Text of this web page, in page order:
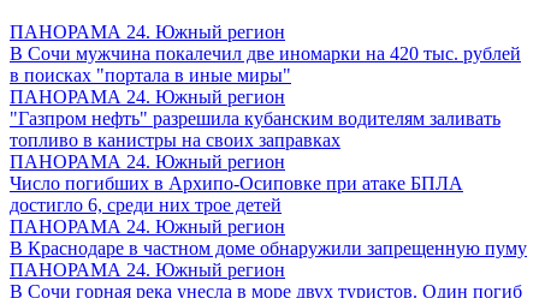
ПАНОРАМА 24. Южный регион
В Сочи мужчина покалечил две иномарки на 420 тыс. рублей
в поисках "портала в иные миры"
ПАНОРАМА 24. Южный регион
"Газпром нефть" разрешила кубанским водителям заливать
топливо в канистры на своих заправках
ПАНОРАМА 24. Южный регион
Число погибших в Архипо-Осиповке при атаке БПЛА
достигло 6, среди них трое детей
ПАНОРАМА 24. Южный регион
В Краснодаре в частном доме обнаружили запрещенную пуму
ПАНОРАМА 24. Южный регион
В Сочи горная река унесла в море двух туристов. Один погиб